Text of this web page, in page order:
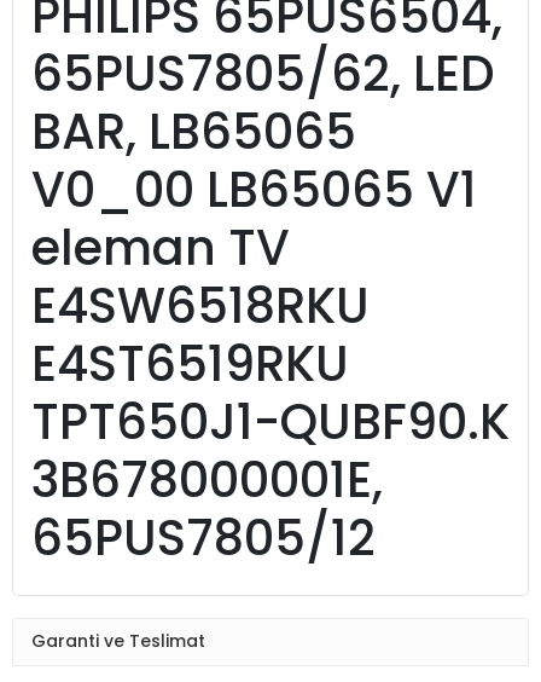
PHILIPS 65PUS6504,
65PUS7805/62, LED
BAR, LB65065
V0_00 LB65065 V1
eleman TV
E4SW6518RKU
E4ST6519RKU
TPT650J1-QUBF90.K
3B678000001E,
65PUS7805/12
Garanti ve Teslimat